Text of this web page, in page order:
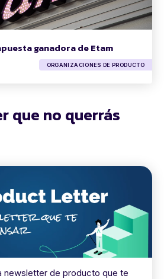
ganadora de Etam
ORGANIZACIONES DE PRODUCTO
que no querrás
newsletter de producto que te